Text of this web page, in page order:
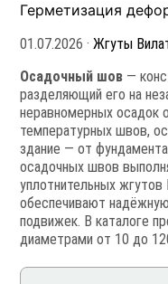
Герметизация
01.07.2026 ·Жгуты
Осадочный шов —
разделяющий его на
неравномерных осадок
температурных швов,
здание — от
осадочных швов
уплотнительных жгутов
обеспечивают
подвижек. В каталоге
диаметрами от 10 до